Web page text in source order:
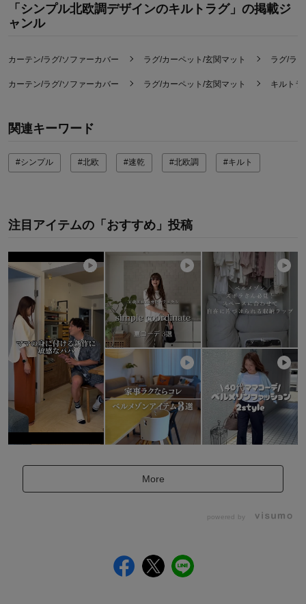
「シンプル北欧調デザインのキルトラグ」の掲載ジ
ャンル
カーテン/ラグ/ソファーカバー ラグ/カーペット/玄関マット ラグ/ラ
カーテン/ラグ/ソファーカバー ラグ/カーペット/玄関マット キルトラ
関連キーワード
#シンプル #北欧 #速乾 #北欧調 #キルト
注目アイテムの「おすすめ」投稿
More
powered by